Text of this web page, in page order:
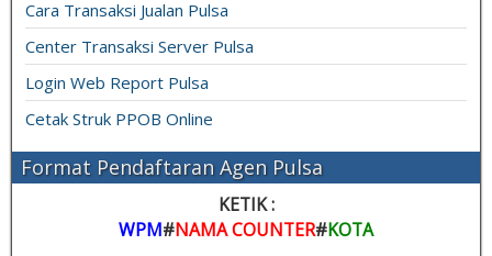
Cara Transaksi Jualan Pulsa
Center Transaksi Server Pulsa
Login Web Report Pulsa
Cetak Struk PPOB Online
Format Pendaftaran Agen Pulsa
KETIK :
WPM#NAMA COUNTER#KOTA